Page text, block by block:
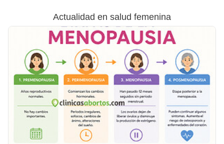
Actualidad en salud femenina